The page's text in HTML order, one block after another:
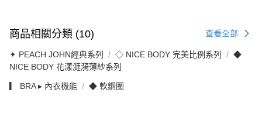
商品相關分類 (10) 查看全部
✦ PEACH JOHN經典系列 ◇ NICE BODY 完美比例系列
◆
NICE BODY 花漾漣漪薄紗系列
▎ BRA ▸ 內衣機能 ◆ 軟鋼圈